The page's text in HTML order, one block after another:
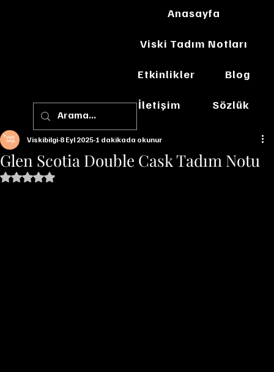
Anasayfa
Viski Tadım Notları
Etkinlikler Blog
İletişim Sözlük
Glen Scotia Double Cask Tadım Notu
Viskibilgi 8 Eyl 2025 1 dakikada okunur
5 üzerinden NaN yıldız